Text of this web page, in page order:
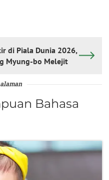
di Piala Dunia 2026,
Myung-bo Melejit
Bahasa